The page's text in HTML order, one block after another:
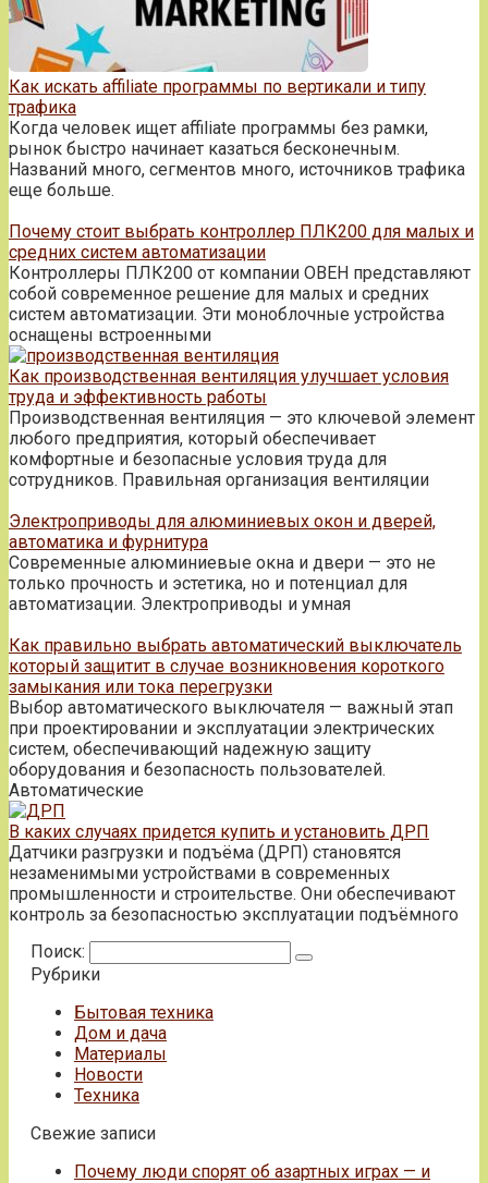
Как искать affiliate программы по вертикали и типу
трафика
Когда человек ищет affiliate программы без рамки,
рынок быстро начинает казаться бесконечным.
Названий много, сегментов много, источников трафика
еще больше.
Почему стоит выбрать контроллер ПЛК200 для малых и
средних систем автоматизации
Контроллеры ПЛК200 от компании ОВЕН представляют
собой современное решение для малых и средних
систем автоматизации. Эти моноблочные устройства
оснащены встроенными
Как производственная вентиляция улучшает условия
труда и эффективность работы
Производственная вентиляция — это ключевой элемент
любого предприятия, который обеспечивает
комфортные и безопасные условия труда для
сотрудников. Правильная организация вентиляции
Электроприводы для алюминиевых окон и дверей,
автоматика и фурнитура
Современные алюминиевые окна и двери — это не
только прочность и эстетика, но и потенциал для
автоматизации. Электроприводы и умная
Как правильно выбрать автоматический выключатель
который защитит в случае возникновения короткого
замыкания или тока перегрузки
Выбор автоматического выключателя — важный этап
при проектировании и эксплуатации электрических
систем, обеспечивающий надежную защиту
оборудования и безопасность пользователей.
Автоматические
В каких случаях придется купить и установить ДРП
Датчики разгрузки и подъёма (ДРП) становятся
незаменимыми устройствами в современных
промышленности и строительстве. Они обеспечивают
контроль за безопасностью эксплуатации подъёмного
Поиск:
Рубрики
Бытовая техника
Дом и дача
Материалы
Новости
Техника
Свежие записи
Почему люди спорят об азартных играх — и